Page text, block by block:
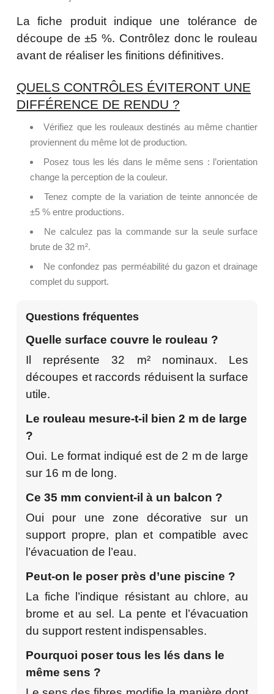
La fiche produit indique une tolérance de
découpe de ±5 %. Contrôlez donc le rouleau
avant de réaliser les finitions définitives.
QUELS CONTRÔLES ÉVITERONT UNE
DIFFÉRENCE DE RENDU ?
Vérifiez que les rouleaux destinés au même chantier
proviennent du même lot de production.
Posez tous les lés dans le même sens : l’orientation
change la perception de la couleur.
Tenez compte de la variation de teinte annoncée de
±5 % entre productions.
Ne calculez pas la commande sur la seule surface
brute de 32 m².
Ne confondez pas perméabilité du gazon et drainage
complet du support.
Questions fréquentes
Quelle surface couvre le rouleau ?
Il représente 32 m² nominaux. Les
découpes et raccords réduisent la surface
utile.
Le rouleau mesure-t-il bien 2 m de large
?
Oui. Le format indiqué est de 2 m de large
sur 16 m de long.
Ce 35 mm convient-il à un balcon ?
Oui pour une zone décorative sur un
support propre, plan et compatible avec
l’évacuation de l’eau.
Peut-on le poser près d’une piscine ?
La fiche l’indique résistant au chlore, au
brome et au sel. La pente et l’évacuation
du support restent indispensables.
Pourquoi poser tous les lés dans le
même sens ?